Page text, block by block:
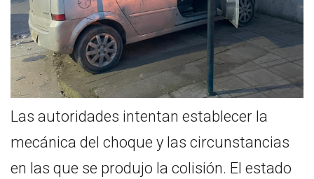
Las autoridades intentan establecer la
mecánica del choque y las circunstancias
en las que se produjo la colisión. El estado